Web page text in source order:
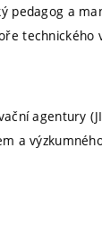
pedagog a
technického
agentury
a